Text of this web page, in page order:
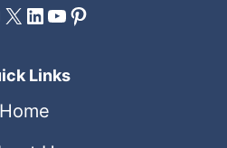
X LinkedIn
YouTube
Pinterest
Links
Home